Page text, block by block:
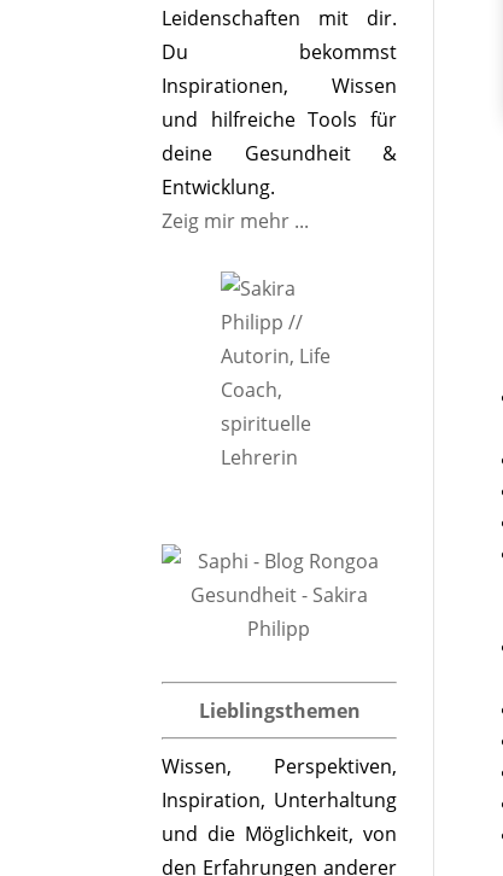
Leidenschaften mit dir.
Du bekommst
Inspirationen, Wissen
und hilfreiche Tools für
deine Gesundheit &
Entwicklung.
Zeig mir mehr ...
Lieblingsthemen
Wissen, Perspektiven,
Inspiration, Unterhaltung
und die Möglichkeit, von
den Erfahrungen anderer